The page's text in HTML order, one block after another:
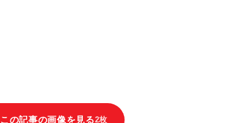
この記事の画像を見る2枚